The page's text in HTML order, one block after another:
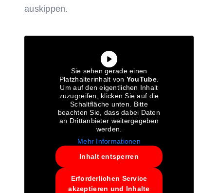
auskippen.
Sie sehen gerade einen
Platzhalterinhalt von YouTube.
Um auf den eigentlichen Inhalt
zuzugreifen, klicken Sie auf die
Schaltfläche unten. Bitte
beachten Sie, dass dabei Daten
an Drittanbieter weitergegeben
werden.
Mehr Informationen
Inhalt entsperren
Erforderlichen Service
akzeptieren und Inhalte